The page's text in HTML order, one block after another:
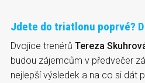
Jdete do triatlonu poprvé?
Dvojice trenérů Tereza
budou zájemcům v předvečer
nejlepší výsledek a na co si dát